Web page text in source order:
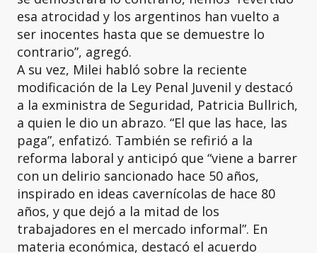
esa atrocidad y los argentinos han vuelto a
ser inocentes hasta que se demuestre lo
contrario”, agregó.
A su vez, Milei habló sobre la reciente
modificación de la Ley Penal Juvenil y destacó
a la exministra de Seguridad, Patricia Bullrich,
a quien le dio un abrazo. “El que las hace, las
paga”, enfatizó. También se refirió a la
reforma laboral y anticipó que “viene a barrer
con un delirio sancionado hace 50 años,
inspirado en ideas cavernícolas de hace 80
años, y que dejó a la mitad de los
trabajadores en el mercado informal”. En
materia económica, destacó el acuerdo